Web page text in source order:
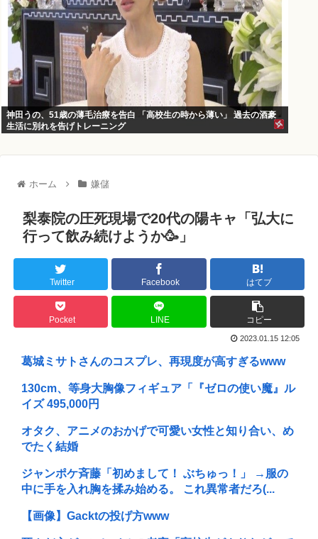
神田うの、51歳の薄毛治療を告白 「高校生の時から薄い」 過去の酒豪
生活に別れを告げトレーニング
ホーム 嫌儲
梨泰院の圧死現場で20代の陽キャ「弘大に
行って飲み続けようか🥳」
Twitter Facebook はてブ
Pocket LINE コピー
2023.01.15 12:05
葛城ミサトさんのコスプレ、再現度が高すぎるwww
130cm、等身大胸像フィギュア「『ゼロの使い魔』ル
イズ 495,000円
オタク、アニメのおかげで可愛い女性と知り合い、め
でたく結婚
ジャンポケ斉藤「初めまして！ ぶちゅっ！」 →服の
中に手を入れ胸を揉み始める。 これ異常者だろ(...
【画像】Gacktの投げ方www